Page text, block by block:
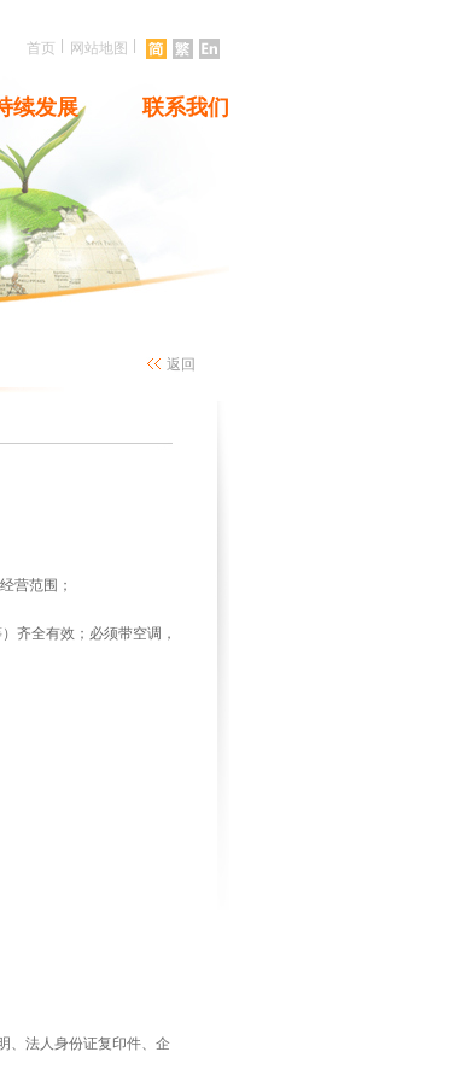
首页 网站地图
续发展 联系我们
返回
营范围；
齐全有效；必须带空调，
、法人身份证复印件、企